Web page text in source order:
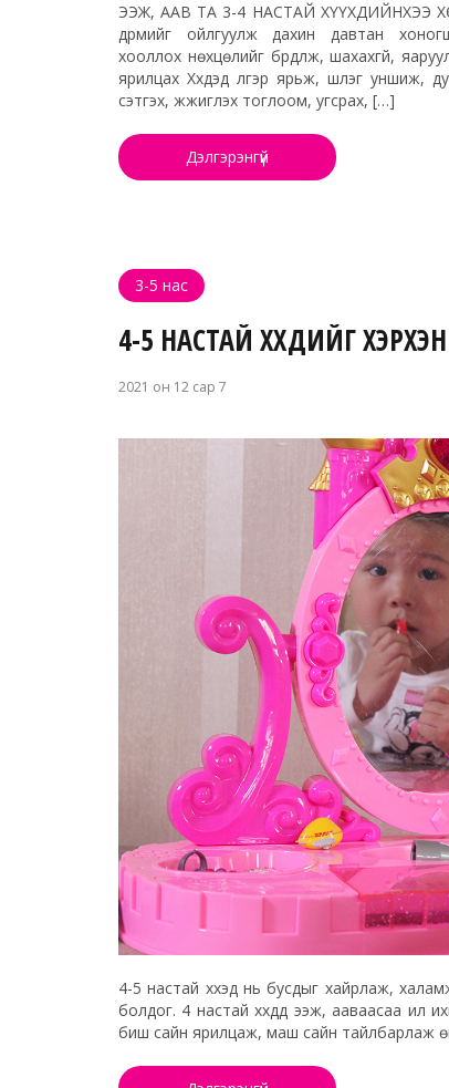
ЭЭЖ, ААВ ТА 3-4 НАСТАЙ ХҮҮХДИЙНХЭЭ
дүрмийг ойлгуулж дахин давтан
хооллох нөхцөлийг бүрдүүлж, шахахгүй,
ярилцах Хүүхдэд үлгэр ярьж, шүлэг уншиж,
сэтгэх, жүжиглэх тоглоом, угсрах, […]
Дэлгэрэнгүй
3-5 нас
4-5 НАСТАЙ ХҮҮХДИЙГ ХЭРХЭН
2021 он 12 сар 7
4-5 настай хүүхэд нь бусдыг хайрлаж,
болдог. 4 настай хүүхдүүд ээж, ааваасаа илүү
биш сайн ярилцаж, маш сайн тайлбарлаж